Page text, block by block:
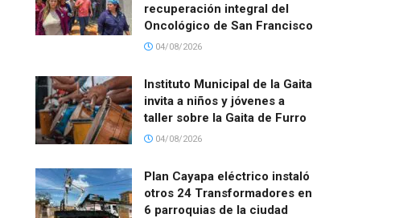
recuperación integral del
Oncológico de San Francisco
04/08/2026
Instituto Municipal de la Gaita
invita a niños y jóvenes a
taller sobre la Gaita de Furro
04/08/2026
Plan Cayapa eléctrico instaló
otros 24 Transformadores en
6 parroquias de la ciudad